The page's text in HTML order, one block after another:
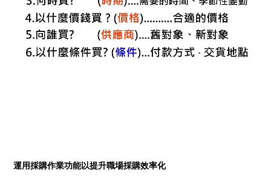
運用採購作業功能以提升職場採購效率化